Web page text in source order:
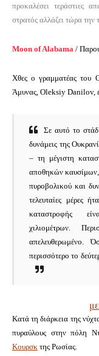
προκαλέσει τεράστιες
στρατός αλλάζει τώρα την
Moon of Alabama /
Χθες ο γραμματέας του
Άμυνας, Oleksiy Danilov,
Σε αυτό το
δυνάμεις της
– τη μέγιστη
αποθηκών καυσίμων,
πυροβολικού και
τελευταίες μέρες
καταστροφής
χιλιομέτρων.
απελευθερωμένο.
περισσότερο το
Κατά τη διάρκεια της
πυραύλους στην πόλη
Κουρσκ της Ρωσίας.